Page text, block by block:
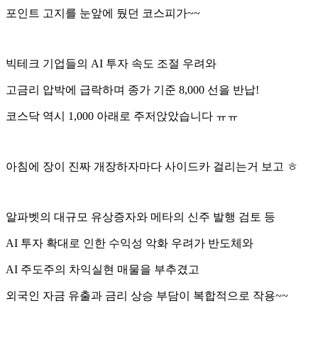
포인트 고지를 눈앞에 뒀던 코스피가~~
빅테크 기업들의 AI 투자 속도 조절 우려와
고금리 압박에 급락하며 종가 기준 8,000 선을 반납!
코스닥 역시 1,000 아래로 주저앉았습니다 ㅠㅠ
아침에 장이 진짜 개장하자마다 사이드카 걸리는거 보고 ㅎ
알파벳의 대규모 유상증자와 메타의 신주 발행 검토 등
AI 투자 확대로 인한 수익성 악화 우려가 반도체와
AI 주도주의 차익실현 매물을 부추겼고
외국인 자금 유출과 금리 상승 부담이 복합적으로 작용~~